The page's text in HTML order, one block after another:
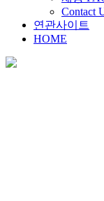
Contact
연관사이트
HOME